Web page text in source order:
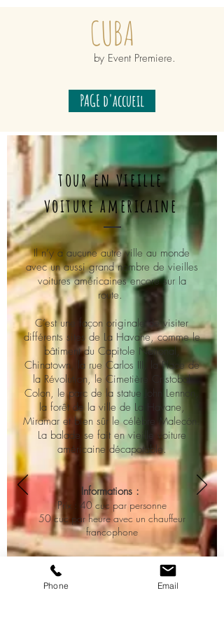
CUBA
by Event Premiere.
PAGE d'accueil
tour en vieille
voiture americaine
Il n’y a aucune autre ville au monde
avec un aussi grand nombre de vieilles
voitures américaines encore sur la
route.
C’est une façon originale de visiter
différents sites de La Havane, comme le
bâtiment du Capitole National,
Chinatown, la rue Carlos III, la Place de
la Révolution, le Cimetière Cristobal
Colon, le parc de la statue John Lennon,
la forêt de la ville de La Havane,
Miramar et bien sûr le célèbre Malecón.
La balade se fait en vieille voiture
américaine décapotable.
Informations :
Prix : 40 cuc par personne
50 cuc par heure avec un chauffeur
francophone
Phone Email